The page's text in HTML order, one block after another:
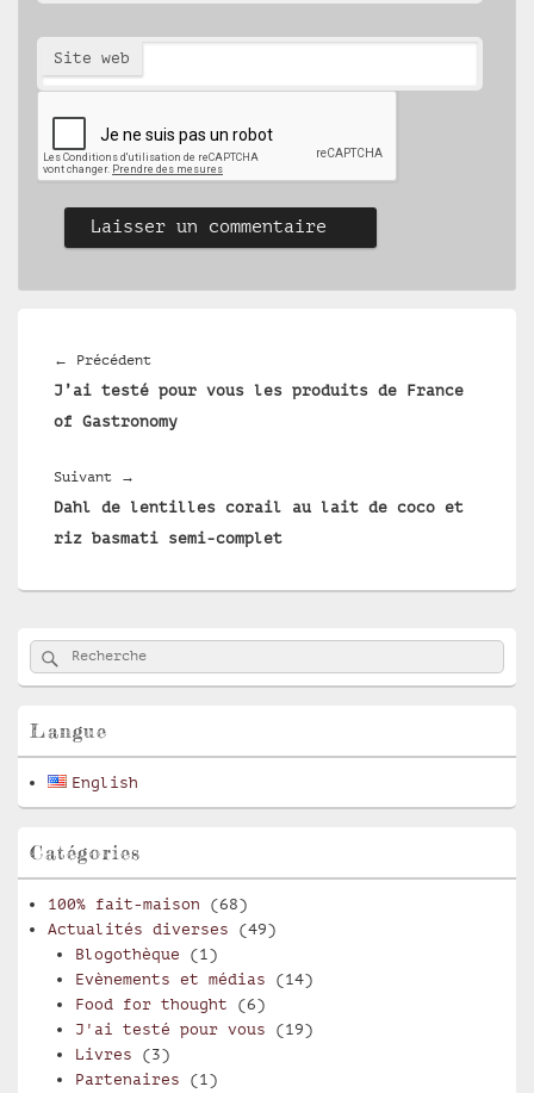
Site web
l’article
← Précédent
précédent :
J’ai testé pour vous les produits de France
of Gastronomy
Suivant →
suivant :
Dahl de lentilles corail au lait de coco et
riz basmati semi-complet
Zone
principale
de
pour
latérale
Recherche :
Rechercher
Langue
English
Catégories
100% fait-maison (68)
Actualités diverses (49)
Blogothèque (1)
Evènements et médias (14)
Food for thought (6)
J'ai testé pour vous (19)
Livres (3)
Partenaires (1)